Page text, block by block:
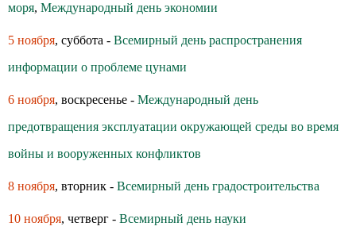
моря, Международный день экономии
5 ноября, суббота - Всемирный день распространения
информации о проблеме цунами
6 ноября, воскресенье - Международный день
предотвращения эксплуатации окружающей среды во время
войны и вооруженных конфликтов
8 ноября, вторник - Всемирный день градостроительства
10 ноября, четверг - Всемирный день науки